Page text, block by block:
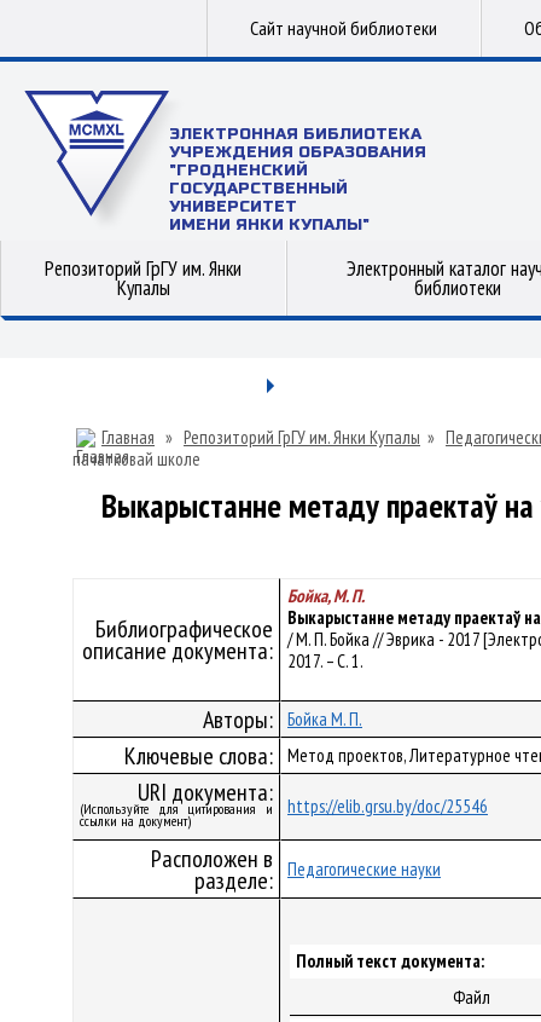
Сайт научной библиотеки
ЭЛЕКТРОННАЯ БИБЛИОТЕКА
УЧРЕЖДЕНИЯ ОБРАЗОВАНИЯ
"ГРОДНЕНСКИЙ
ГОСУДАРСТВЕННЫЙ
УНИВЕРСИТЕТ
ИМЕНИ ЯНКИ КУПАЛЫ"
Репозиторий ГрГУ им. Янки
Купалы
Электронный каталог
библиотеки
Главная » Репозиторий ГрГУ им. Янки Купалы »
пачатковай школе
Выкарыстанне метаду праектаў на
Библиографическое
описание документа:
Бойка, М. П.
Выкарыстанне метаду праектаў
/ М. П. Бойка // Эврика - 2017
2017. – С. 1.
Авторы: Бойка М. П.
Ключевые слова: Метод проектов, Литературное
URI документа:
(Используйте для цитирования и
ссылки на документ)
https://elib.grsu.by/doc/25546
Расположен в
разделе: Педагогические науки
Полный текст документа:
Файл